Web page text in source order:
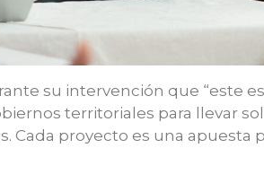
su intervención que “este
territoriales para llevar
Cada proyecto es una apuesta